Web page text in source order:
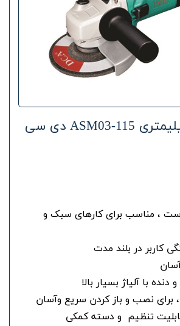
مینی فرز 115 میلیمتری ASM03-115 دی سی
، مناسب برای کارهای سبک و
کاربر در بلند مدت
با آلیاژ بسیار بالا
نصب و باز کردن سریع وآسان
تنظیم و دسته کمکی